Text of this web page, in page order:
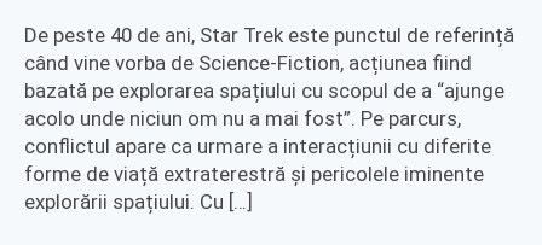
De peste 40 de ani, Star Trek este punctul de referință
când vine vorba de Science-Fiction, acțiunea fiind
bazată pe explorarea spațiului cu scopul de a “ajunge
acolo unde niciun om nu a mai fost”. Pe parcurs,
conflictul apare ca urmare a interacțiunii cu diferite
forme de viață extraterestră și pericolele iminente
explorării spațiului. Cu […]